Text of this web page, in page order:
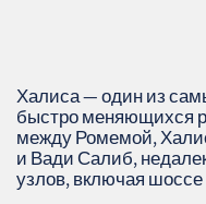
Халиса — один из
быстро меняющихся
между Ромемой,
и Вади Салиб,
узлов, включая